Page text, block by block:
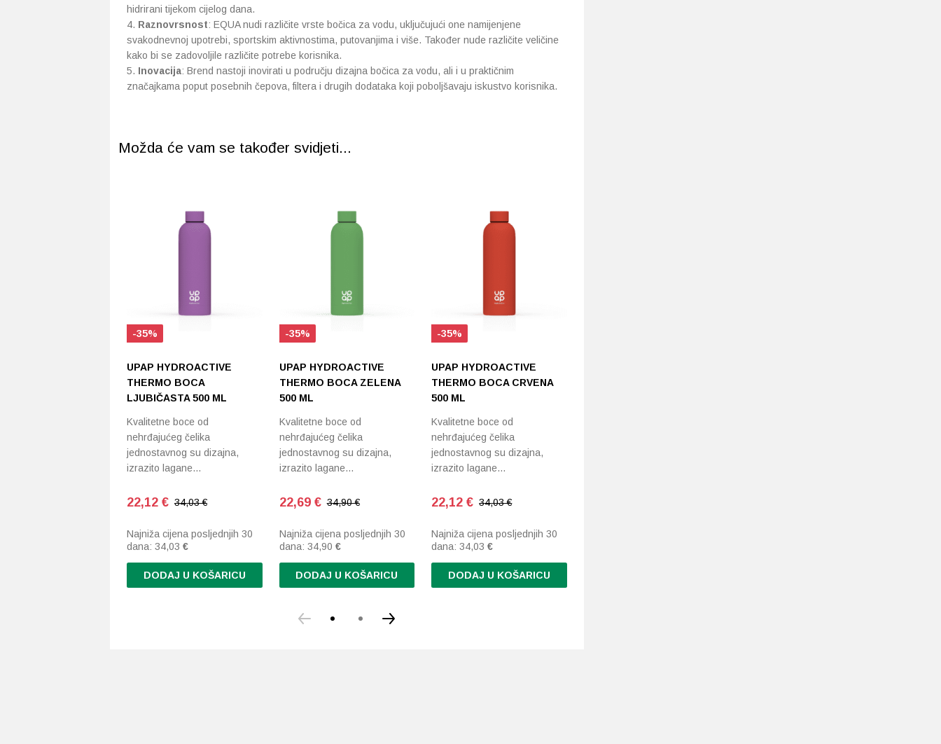
hidrirani tijekom cijelog dana.
Raznovrsnost: EQUA nudi različite vrste bočica za vodu, uključujući one namijenjene
svakodnevnoj upotrebi, sportskim aktivnostima, putovanjima i više. Također nude različite veličine
kako bi se zadovoljile različite potrebe korisnika.
Inovacija: Brend nastoji inovirati u području dizajna bočica za vodu, ali i u praktičnim
značajkama poput posebnih čepova, filtera i drugih dodataka koji poboljšavaju iskustvo korisnika.
Možda će vam se također svidjeti...
-35%
UPAP HYDROACTIVE
THERMO BOCA
LJUBIČASTA 500 ML
Kvalitetne boce od
nehrđajućeg čelika
jednostavnog su dizajna,
izrazito lagane…
22,12 € 34,03 €
Najniža cijena posljednjih 30
dana: 34,03 €
DODAJ U KOŠARICU
-35%
UPAP HYDROACTIVE
THERMO BOCA ZELENA
500 ML
Kvalitetne boce od
nehrđajućeg čelika
jednostavnog su dizajna,
izrazito lagane…
22,69 € 34,90 €
Najniža cijena posljednjih 30
dana: 34,90 €
DODAJ U KOŠARICU
-35%
UPAP HYDROACTIVE
THERMO BOCA CRVENA
500 ML
Kvalitetne boce od
nehrđajućeg čelika
jednostavnog su dizajna,
izrazito lagane…
22,12€ 34,03 €
Najniža cijena posljednjih 30
dana:34,03€
DODAJ U KOŠARICU